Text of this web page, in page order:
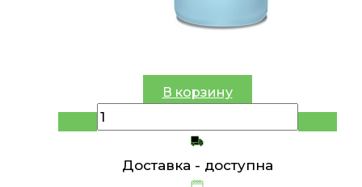
В корзину
Доставка - доступна